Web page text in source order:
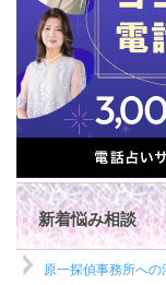
新着悩み相談
原一探偵事務所へ